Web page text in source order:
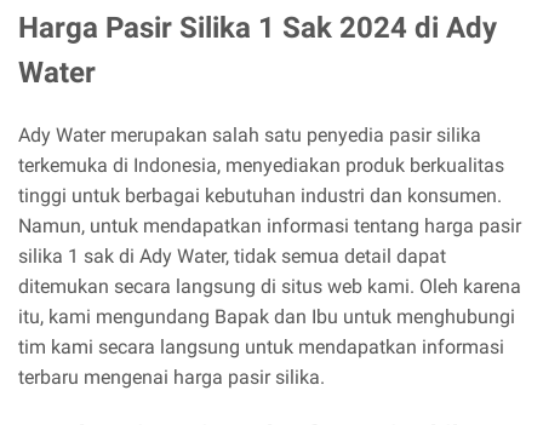
Harga Pasir Silika 1 Sak 2024 di Ady
Water
Ady Water merupakan salah satu penyedia pasir silika
terkemuka di Indonesia, menyediakan produk berkualitas
tinggi untuk berbagai kebutuhan industri dan konsumen.
Namun, untuk mendapatkan informasi tentang harga pasir
silika 1 sak di Ady Water, tidak semua detail dapat
ditemukan secara langsung di situs web kami. Oleh karena
itu, kami mengundang Bapak dan Ibu untuk menghubungi
tim kami secara langsung untuk mendapatkan informasi
terbaru mengenai harga pasir silika.